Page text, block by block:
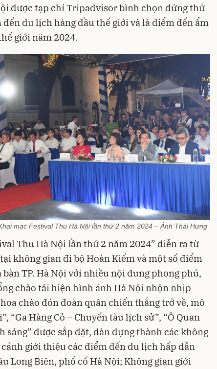
được tạp chí Tripadvisor bình chọn đứng thứ
du lịch hàng đầu thế giới và là điểm đến ẩm
giới năm 2024.
mạc Festival Thu Hà Nội lần thứ 2 năm 2024 – Ảnh Thái Hưng
Thu Hà Nội lần thứ 2 năm 2024” diễn ra từ
không gian đi bộ Hoàn Kiếm và một số điểm
TP. Hà Nội với nhiều nội dung phong phú,
chào tái hiện hình ảnh Hà Nội nhộn nhịp
chào đón đoàn quân chiến thắng trở về, mô
“Ga Hàng Cỏ – Chuyến tàu lịch sử”, “Ô Quan
sáng” được sắp đặt, dàn dựng thành các không
giới thiệu các điểm đến du lịch hấp dẫn
Long Biên, phố cổ Hà Nội; Không gian giới